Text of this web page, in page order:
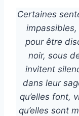
Certaines
pour être
noir, sous
invitent
dans leur
qu’elles font,
qu’elles sont